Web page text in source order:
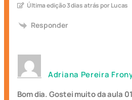
Última edição 3 dias atrás por Lucas
Responder
Adriana Pereira
Bom dia. Gostei muito da aula